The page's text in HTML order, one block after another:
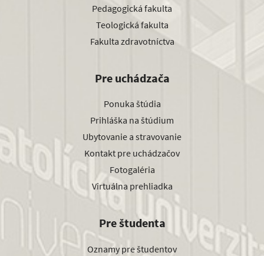
Pedagogická fakulta
Teologická fakulta
Fakulta zdravotníctva
Pre uchádzača
Ponuka štúdia
Prihláška na štúdium
Ubytovanie a stravovanie
Kontakt pre uchádzačov
Fotogaléria
Virtuálna prehliadka
Pre študenta
Oznamy pre študentov